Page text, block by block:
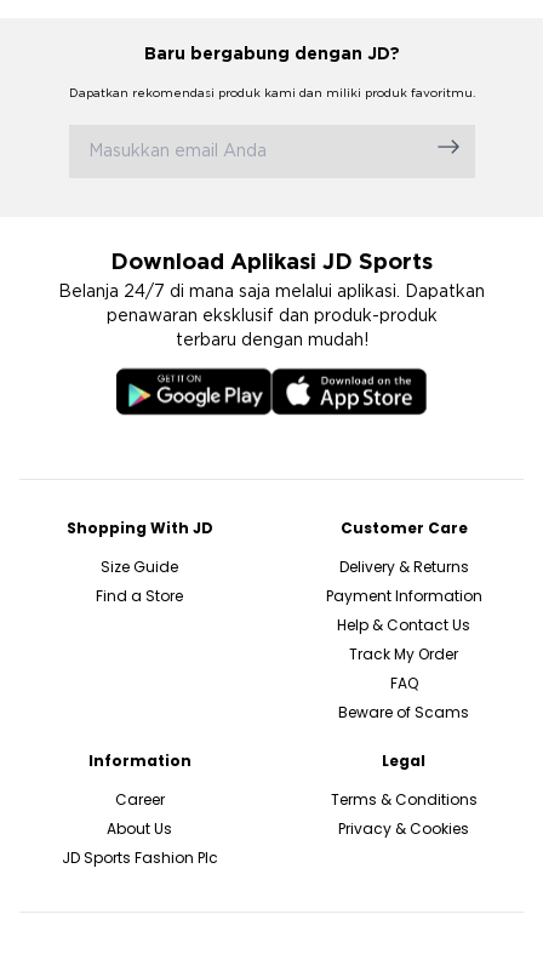
Baru bergabung dengan JD?
Dapatkan rekomendasi produk kami dan miliki produk favoritmu.
Download Aplikasi JD Sports
Belanja 24/7 di mana saja melalui aplikasi. Dapatkan
penawaran eksklusif dan produk-produk
terbaru dengan mudah!
Shopping With JD
Size Guide
Find a Store
Customer Care
Delivery & Returns
Payment Information
Help & Contact Us
Track My Order
FAQ
Beware of Scams
Information
Career
About Us
JD Sports Fashion Plc
Legal
Terms & Conditions
Privacy & Cookies